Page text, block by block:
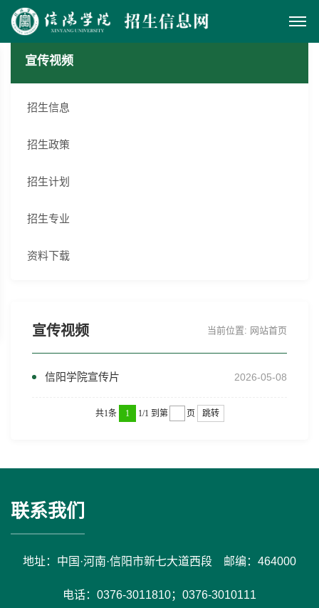
宣传视频
招生信息
招生政策
招生计划
招生专业
资料下载
宣传视频 当前位置: 网站首页
信阳学院宣传片 2026-05-08
共1条 1 1/1 到第 页 跳转
联系我们
地址：中国·河南·信阳市新七大道西段 邮编：464000
电话：0376-3011810；0376-3010111